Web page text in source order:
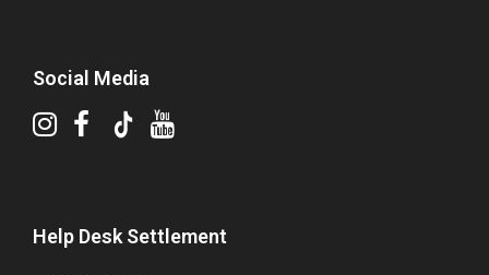
Social Media
Help Desk Settlement